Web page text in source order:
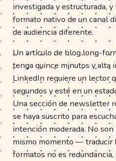
investigada y estructurada,
formato nativo de un canal
de audiencia diferente.
Un artículo de blog long-
tenga quince minutos y alta
LinkedIn requiere un lector
segundos y esté en un
Una sección de newsletter
se haya suscrito para
intención moderada. No
mismo momento — traducir
formatos no es